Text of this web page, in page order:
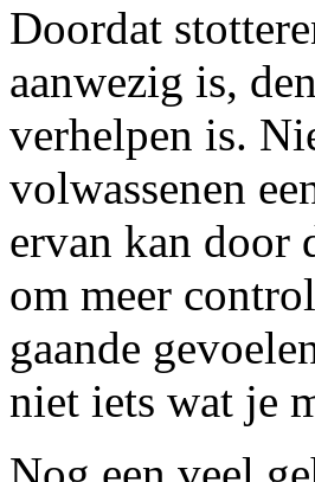
Doordat
aanwezig is,
verhelpen is.
volwassenen
ervan kan door
om meer
gaande
niet iets wat je